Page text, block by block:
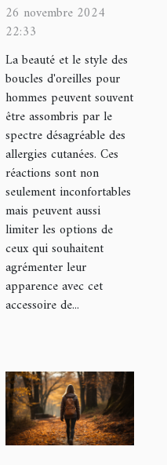
allergies avec
des boucles
d'oreilles pour
hommes
26 novembre 2024
22:33
La beauté et le style des
boucles d'oreilles pour
hommes peuvent souvent
être assombris par le
spectre désagréable des
allergies cutanées. Ces
réactions sont non
seulement inconfortables
mais peuvent aussi
limiter les options de
ceux qui souhaitent
agrémenter leur
apparence avec cet
accessoire de...